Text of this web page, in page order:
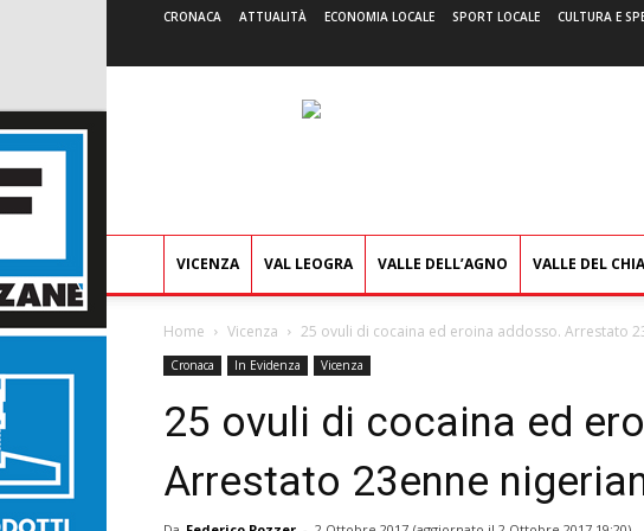
CRONACA ATTUALITÀ ECONOMIA LOCALE SPORT LOCALE CULTURA E
VICENZA VAL LEOGRA VALLE DELL’AGNO VALLE DEL
Home Vicenza 25 ovuli di cocaina ed eroina addosso. Arrestato
Cronaca In Evidenza Vicenza
25 ovuli di cocaina ed
Arrestato 23enne